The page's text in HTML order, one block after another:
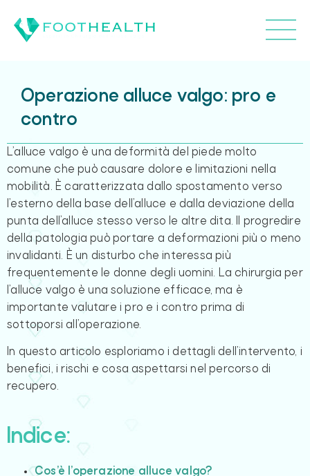
Operazione alluce valgo: pro e
contro
L’alluce valgo è una deformità del piede molto
comune che può causare dolore e limitazioni nella
mobilità. È caratterizzata dallo spostamento verso
l’esterno della base dell’alluce e dalla deviazione della
punta dell’alluce stesso verso le altre dita. Il progredire
della patologia può portare a deformazioni più o meno
invalidanti. È un disturbo che interessa più
frequentemente le donne degli uomini. La chirurgia per
l’alluce valgo è una soluzione efficace, ma è
importante valutare i pro e i contro prima di
sottoporsi all’operazione.
In questo articolo esploriamo i dettagli dell’intervento, i
benefici, i rischi e cosa aspettarsi nel percorso di
recupero.
Indice:
Cos’è l’operazione alluce valgo?